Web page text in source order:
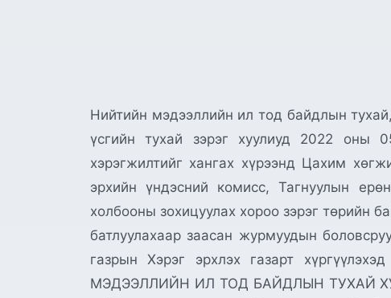
Нийтийн мэдээллийн ил тод байдлын
үсгийн тухай зэрэг хуулиуд 2022 оны
хэрэгжилтийг хангах хүрээнд Цахим
эрхийн үндэсний комисс, Тагнуулын
холбооны зохицуулах хороо зэрэг төрийн
батлуулахаар заасан журмуудын
газрын Хэрэг эрхлэх газарт
МЭДЭЭЛЛИЙН ИЛ ТОД БАЙДЛЫН ТУХАЙ